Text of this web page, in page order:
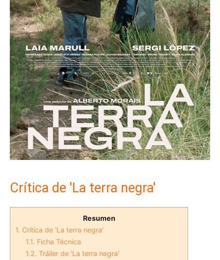
Crítica de 'La terra negra'
Resumen
1. Crítica de 'La terra negra'
1.1. Ficha Técnica
1.2. Tráiler de 'La terra negra'